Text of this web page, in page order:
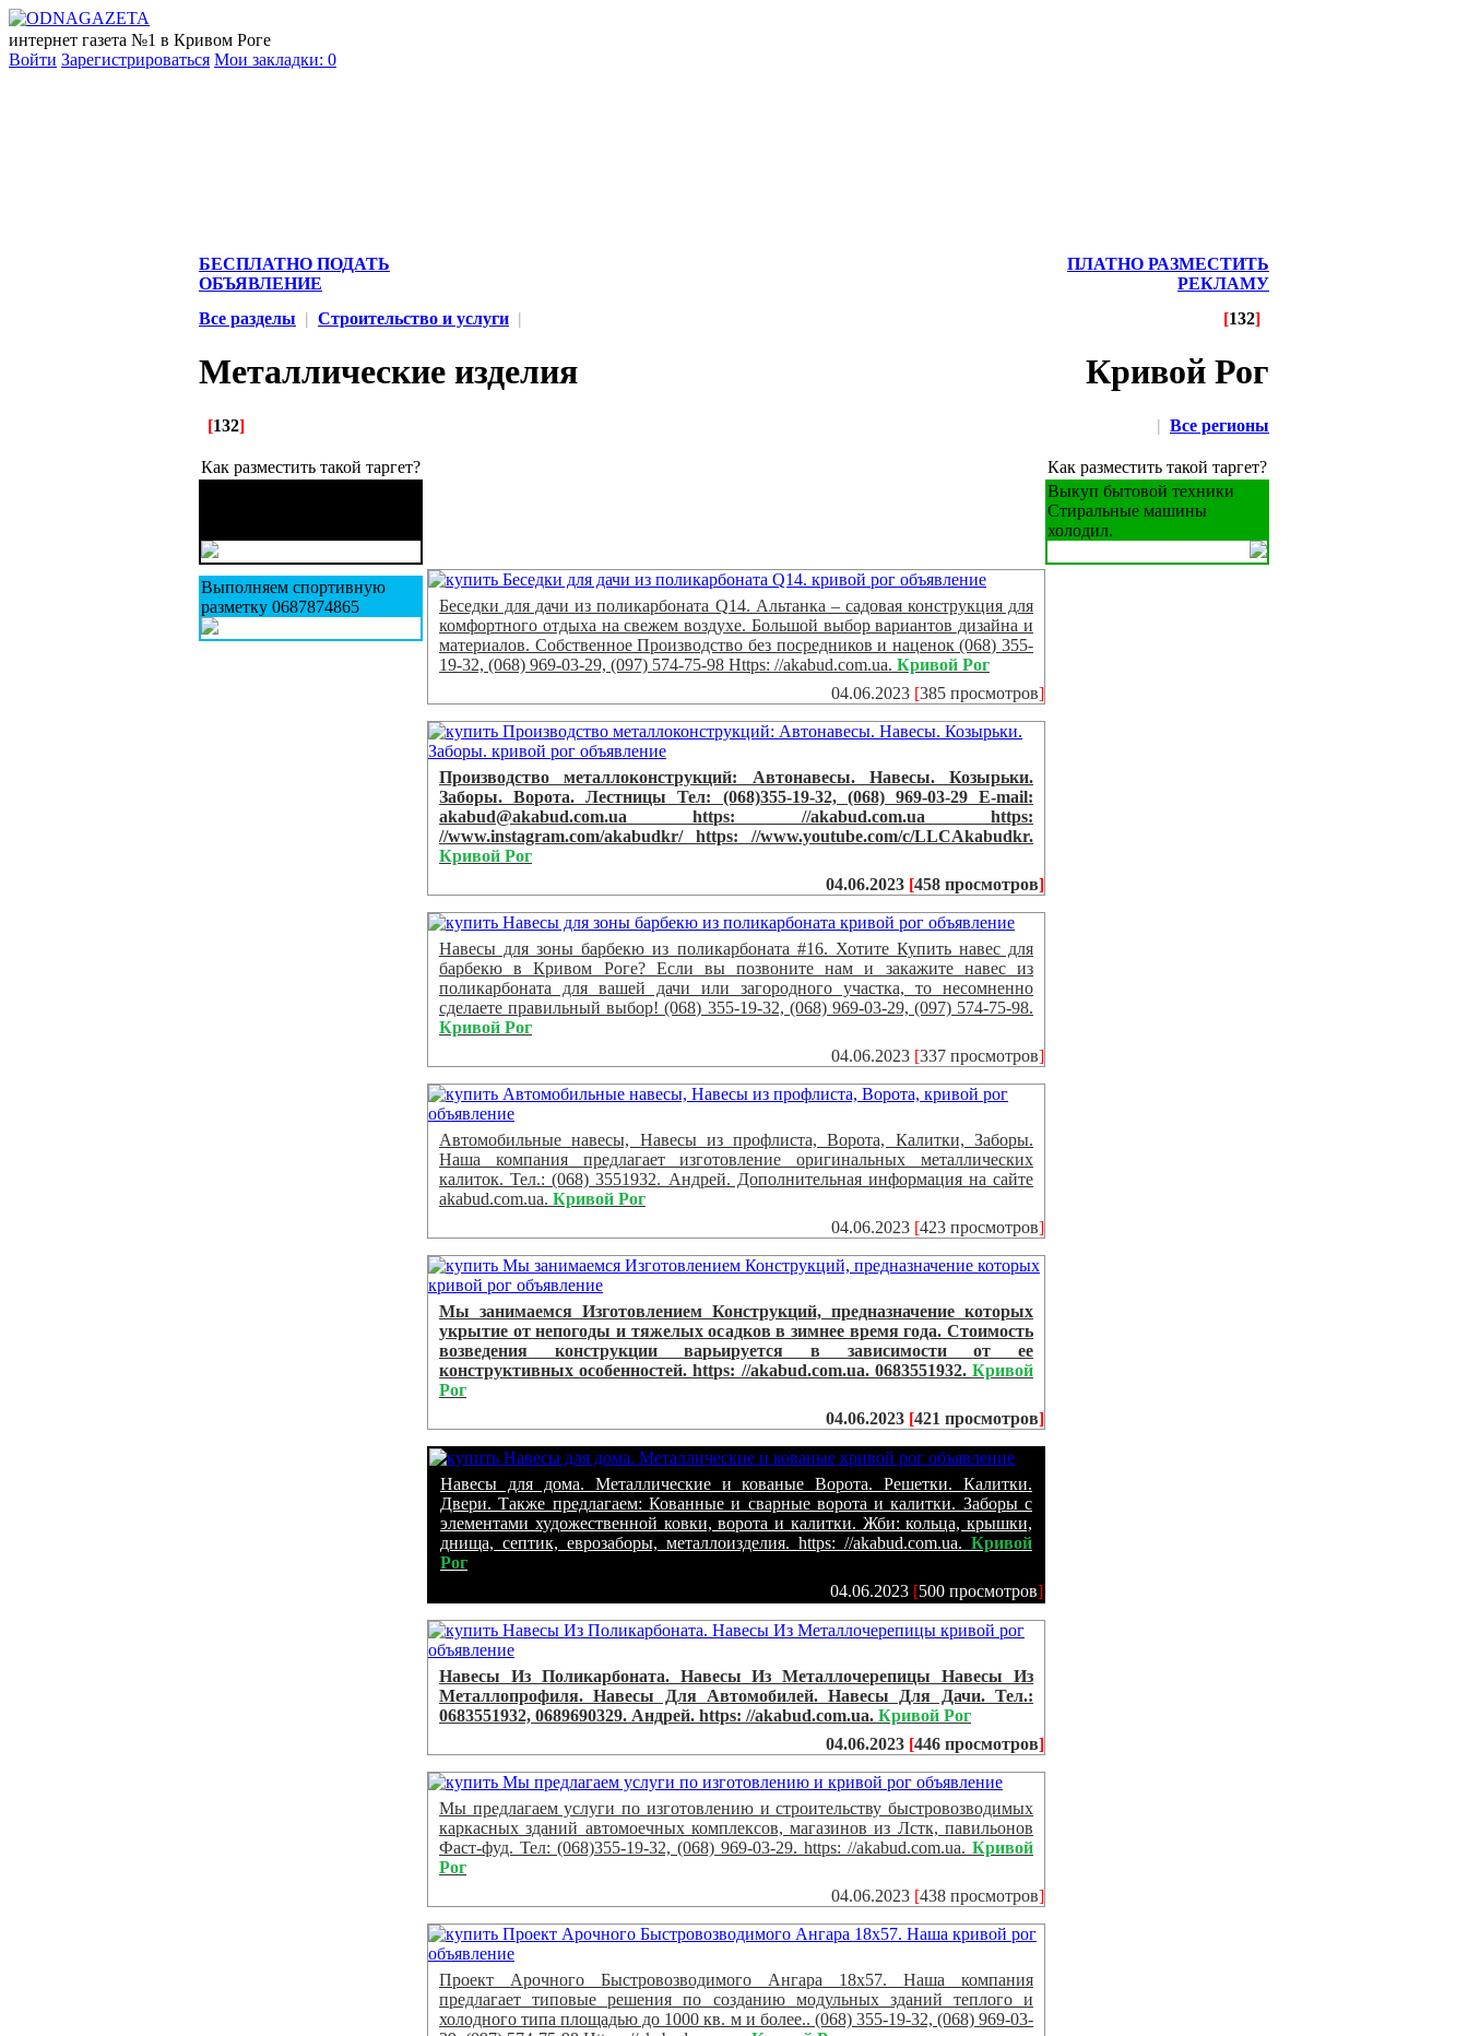
интернет газета №1 в Кривом Роге
Войти Зарегистрироваться Мои закладки: 0
БЕСПЛАТНО ПОДАТЬ
ОБЪЯВЛЕНИЕ
ПЛАТНО РАЗМЕСТИТЬ
РЕКЛАМУ
Все разделы | Строительство и услуги |
Металлические изделия
[132]
[132]
Кривой Рог
| Все регионы
Как разместить такой таргет?
Выполняем спортивную
разметку 0687874865
Беседки для дачи из поликарбоната Q14. Альтанка – садовая конструкция для
комфортного отдыха на свежем воздухе. Большой выбор вариантов дизайна и
материалов. Собственное Производство без посредников и наценок (068) 355-
19-32, (068) 969-03-29, (097) 574-75-98 Https: //akabud.com.ua. Кривой Рог
04.06.2023 [385 просмотров]
Производство металлоконструкций: Автонавесы. Навесы. Козырьки.
Заборы. Ворота. Лестницы Тел: (068)355-19-32, (068) 969-03-29 E-mail:
akabud@akabud.com.ua https: //akabud.com.ua https:
//www.instagram.com/akabudkr/ https: //www.youtube.com/c/LLCAkabudkr.
Кривой Рог
04.06.2023 [458 просмотров]
Навесы для зоны барбекю из поликарбоната #16. Хотите Купить навес для
барбекю в Кривом Роге? Если вы позвоните нам и закажите навес из
поликарбоната для вашей дачи или загородного участка, то несомненно
сделаете правильный выбор! (068) 355-19-32, (068) 969-03-29, (097) 574-75-98.
Кривой Рог
04.06.2023 [337 просмотров]
Автомобильные навесы, Навесы из профлиста, Ворота, Калитки, Заборы.
Наша компания предлагает изготовление оригинальных металлических
калиток. Тел.: (068) 3551932. Андрей. Дополнительная информация на сайте
akabud.com.ua. Кривой Рог
04.06.2023 [423 просмотров]
Мы занимаемся Изготовлением Конструкций, предназначение которых
укрытие от непогоды и тяжелых осадков в зимнее время года. Стоимость
возведения конструкции варьируется в зависимости от ее
конструктивных особенностей. https: //akabud.com.ua. 0683551932. Кривой
Рог
04.06.2023 [421 просмотров]
Навесы для дома. Металлические и кованые Ворота. Решетки. Калитки.
Двери. Также предлагаем: Кованные и сварные ворота и калитки. Заборы с
элементами художественной ковки, ворота и калитки. Жби: кольца, крышки,
днища, септик, еврозаборы, металлоизделия. https: //akabud.com.ua. Кривой
Рог
04.06.2023 [500 просмотров]
Навесы Из Поликарбоната. Навесы Из Металлочерепицы Навесы Из
Металлопрофиля. Навесы Для Автомобилей. Навесы Для Дачи. Тел.:
0683551932, 0689690329. Андрей. https: //akabud.com.ua. Кривой Рог
04.06.2023 [446 просмотров]
Мы предлагаем услуги по изготовлению и строительству быстровозводимых
каркасных зданий автомоечных комплексов, магазинов из Лстк, павильонов
Фаст-фуд. Тел: (068)355-19-32, (068) 969-03-29. https: //akabud.com.ua. Кривой
Рог
04.06.2023 [438 просмотров]
Проект Арочного Быстровозводимого Ангара 18x57. Наша компания
предлагает типовые решения по созданию модульных зданий теплого и
холодного типа площадью до 1000 кв. м и более.. (068) 355-19-32, (068) 969-03-
Как разместить такой таргет?
Выкуп бытовой техники
Стиральные машины
холодил.